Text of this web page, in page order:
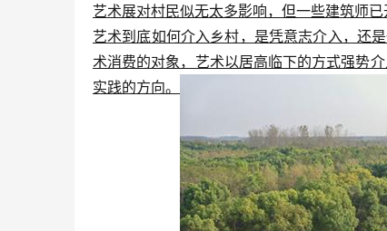
艺术展对村民似无太多影响，但一些建筑师已
艺术到底如何介入乡村，是凭意志介入，还
术消费的对象，艺术以居高临下的方式强势
实践的方向。